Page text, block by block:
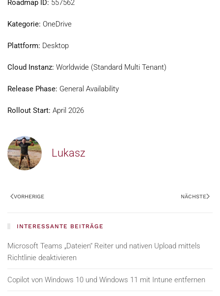
Roadmap ID: 557562
Kategorie: OneDrive
Plattform: Desktop
Cloud Instanz: Worldwide (Standard Multi Tenant)
Release Phase: General Availability
Rollout Start: April 2026
Lukasz
VORHERIGE NÄCHSTE
INTERESSANTE BEITRÄGE
Microsoft Teams „Dateien“ Reiter und nativen Upload mittels
Richtlinie deaktivieren
Copilot von Windows 10 und Windows 11 mit Intune entfernen